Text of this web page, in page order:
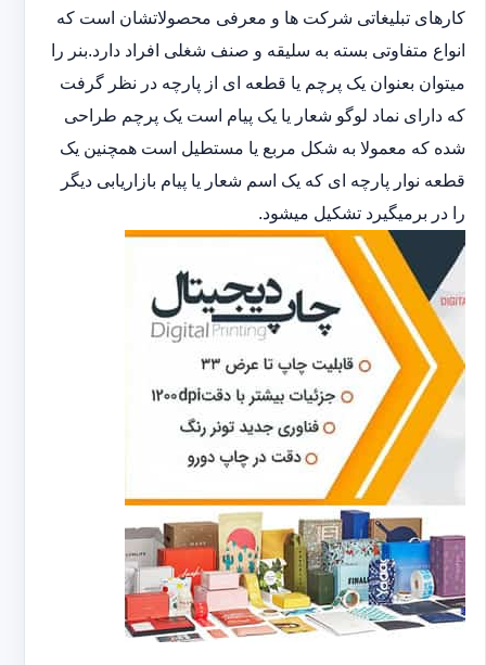
کارهای تبلیغاتی شرکت ها و معرفی محصولاتشان است که
انواع متفاوتی بسته به سلیقه و صنف شغلی افراد دارد.بنر را
میتوان بعنوان یک پرچم یا قطعه ای از پارچه در نظر گرفت
که دارای نماد لوگو شعار یا یک پیام است یک پرچم طراحی
شده که معمولا به شکل مربع یا مستطیل است همچنین یک
قطعه نوار پارچه ای که یک اسم شعار یا پیام بازاریابی دیگر
را در برمیگیرد تشکیل میشود.